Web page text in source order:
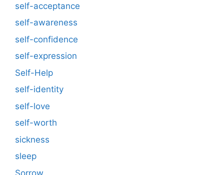
self-acceptance
self-awareness
self-confidence
self-expression
Self-Help
self-identity
self-love
self-worth
sickness
sleep
Sorrow